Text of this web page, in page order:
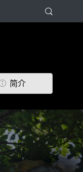
简介